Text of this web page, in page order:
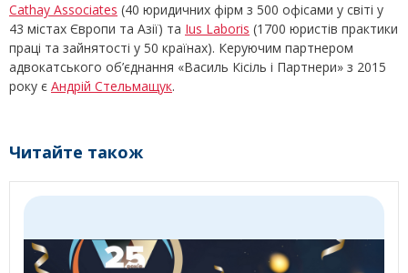
Cathay Associates (40 юридичних фірм з 500 офісами у світі у
43 містах Європи та Азії) та Ius Laboris (1700 юристів практики
праці та зайнятості у 50 країнах). Керуючим партнером
адвокатського об’єднання «Василь Кісіль і Партнери» з 2015
року є Андрій Стельмащук.
Читайте також